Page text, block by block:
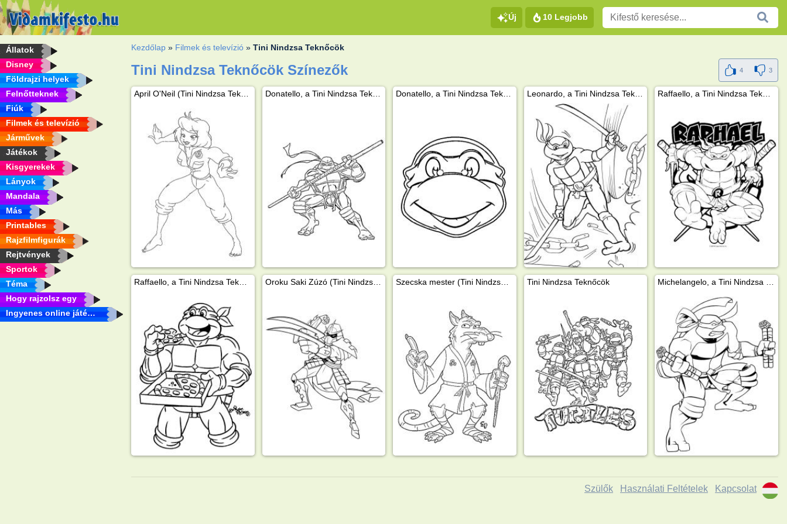
Új 10 Legjobb
Állatok
Disney
Földrajzi helyek
Felnőtteknek
Fiúk
Filmek és televízió
Járművek
Játékok
Kisgyerekek
Lányok
Mandala
Más
Printables
Rajzfilmfigurák
Rejtvények
Sportok
Téma
Hogy rajzolsz egy
Ingyenes online játékok
Kezdőlap » Filmek és televízió »Tini Nindzsa Teknőcök
Tini Nindzsa Teknőcök Színezők 4 3
Donatello, a Tini Nindzsa Teknőc Leonardo, a Tini Nindzsa Teknőc
Oroku Saki Zúzó (Tini Nindzsa Teknőcök) Tini Nindzsa Teknőcök
Szülők Használati Feltételek Kapcsolat